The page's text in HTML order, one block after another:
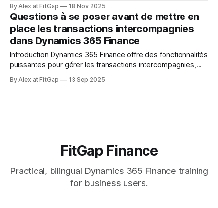
pas un module que l’on active — c’est une discipline. Et les
frustrations proviennent presque toujours d’un
By Alex at FitGap 18 Nov 2025
Questions à se poser avant de mettre en
place les transactions intercompagnies
dans Dynamics 365 Finance
Introduction Dynamics 365 Finance offre des fonctionnalités
puissantes pour gérer les transactions intercompagnies,
les erreurs entre entités juridiques. La création automatique
By Alex at FitGap 13 Sep 2025
FitGap Finance
Practical, bilingual Dynamics 365 Finance training
for business users.